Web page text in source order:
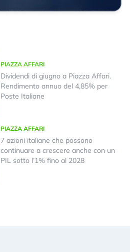
PIAZZA AFFARI
Dividendi di giugno a Piazza Affari.
Rendimento annuo del 4,85% per
Poste Italiane
PIAZZA AFFARI
7 azioni italiane che possono
continuare a crescere anche con un
PIL sotto l’1% fino al 2028